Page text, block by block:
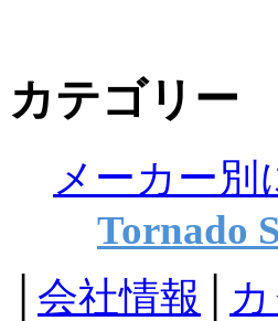
カテゴリー
メーカー別
Tornado
会社情報